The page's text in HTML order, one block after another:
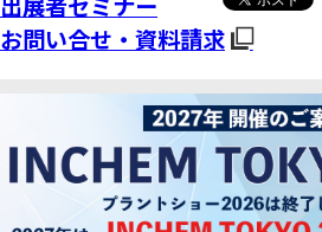
お問い合せ・資料請求